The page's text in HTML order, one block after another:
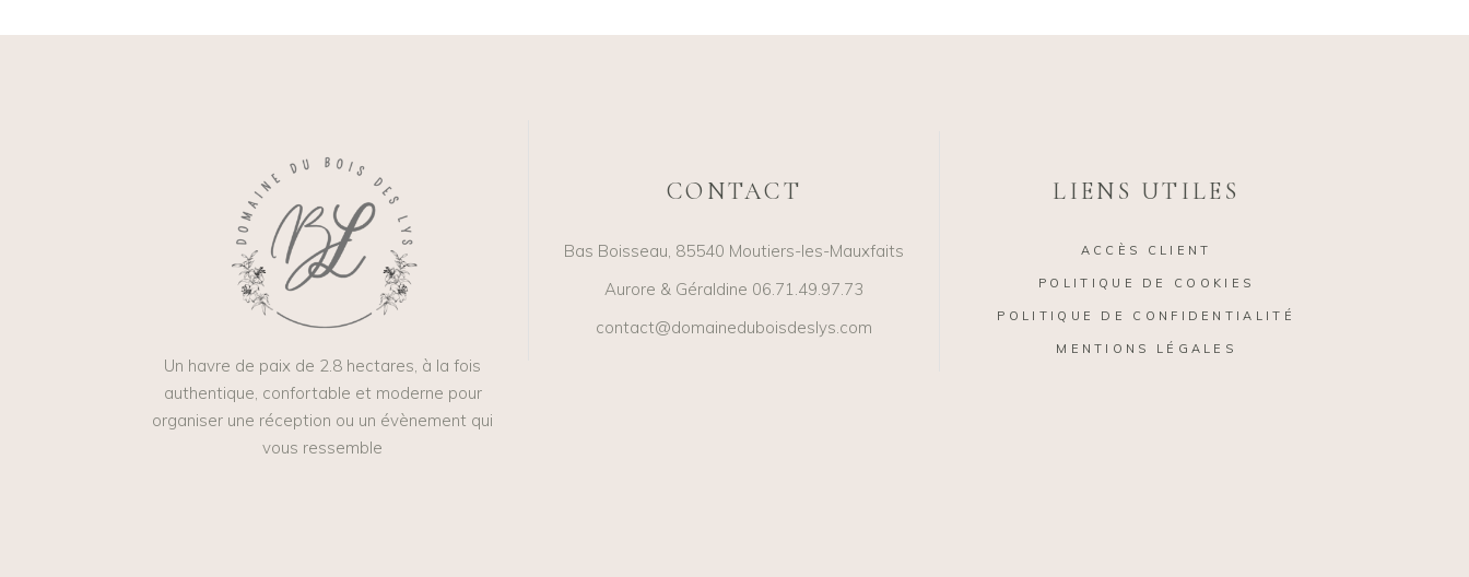
Un havre de paix de 2.8 hectares, à la fois
authentique, confortable et moderne pour
organiser une réception ou un évènement qui
vous ressemble
CONTACT
Bas Boisseau, 85540 Moutiers-les-Mauxfaits
Aurore & Géraldine 06.71.49.97.73
contact@domaineduboisdeslys.com
LIENS UTILES
ACCÈS CLIENT
POLITIQUE DE COOKIES
POLITIQUE DE CONFIDENTIALITÉ
MENTIONS LÉGALES